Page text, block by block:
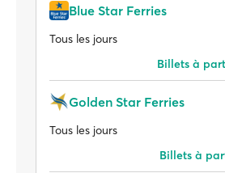
Blue Star Ferries
Tous les jours
Billets à
Golden Star Ferries
Tous les jours
Billets à